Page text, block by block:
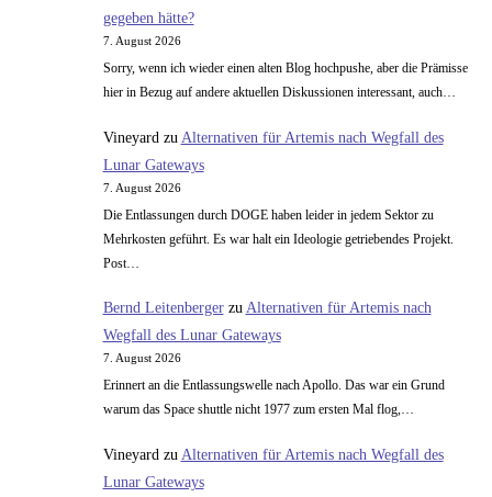
gegeben hätte?
7. August 2026
Sorry, wenn ich wieder einen alten Blog hochpushe, aber die Prämisse
hier in Bezug auf andere aktuellen Diskussionen interessant, auch…
Vineyard zu Alternativen für Artemis nach Wegfall des
Lunar Gateways
7. August 2026
Die Entlassungen durch DOGE haben leider in jedem Sektor zu
Mehrkosten geführt. Es war halt ein Ideologie getriebendes Projekt.
Post…
Bernd Leitenbergerzu Alternativen für Artemis nach
Wegfall des Lunar Gateways
7. August 2026
Erinnert an die Entlassungswelle nach Apollo. Das war ein Grund
warum das Space shuttle nicht 1977 zum ersten Mal flog,…
Vineyard zu Alternativen für Artemis nach Wegfall des
Lunar Gateways